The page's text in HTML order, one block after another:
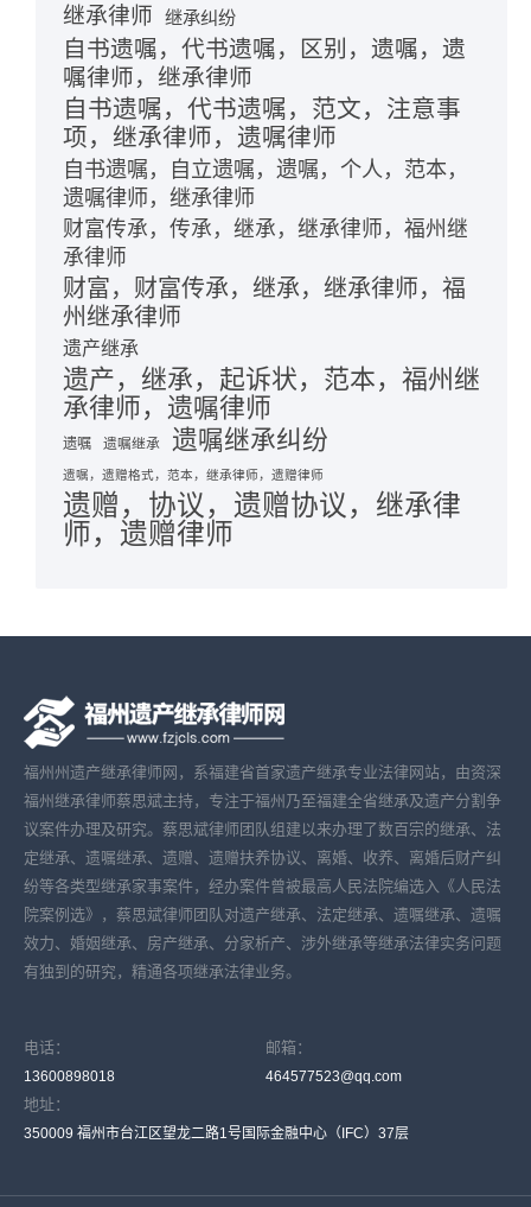
继承律师 继承纠纷
自书遗嘱，代书遗嘱，区别，遗嘱，遗
嘱律师，继承律师
自书遗嘱，代书遗嘱，范文，注意事
项，继承律师，遗嘱律师
自书遗嘱，自立遗嘱，遗嘱，个人，范本，
遗嘱律师，继承律师
财富传承，传承，继承，继承律师，福州继
承律师
财富，财富传承，继承，继承律师，福
州继承律师
遗产继承
遗产，继承，起诉状，范本，福州继
承律师，遗嘱律师
遗嘱 遗嘱继承 遗嘱继承纠纷
遗嘱，遗赠格式，范本，继承律师，遗赠律师
遗赠，协议，遗赠协议，继承律
师，遗赠律师
福州州遗产继承律师网，系福建省首家遗产继承专业法律网站，由资深
福州继承律师蔡思斌主持，专注于福州乃至福建全省继承及遗产分割争
议案件办理及研究。蔡思斌律师团队组建以来办理了数百宗的继承、法
定继承、遗嘱继承、遗赠、遗赠扶养协议、离婚、收养、离婚后财产纠
纷等各类型继承家事案件，经办案件曾被最高人民法院编选入《人民法
院案例选》，蔡思斌律师团队对遗产继承、法定继承、遗嘱继承、遗嘱
效力、婚姻继承、房产继承、分家析产、涉外继承等继承法律实务问题
有独到的研究，精通各项继承法律业务。
电话：
13600898018
邮箱：
464577523@qq.com
地址：
350009 福州市台江区望龙二路1号国际金融中心（IFC）37层